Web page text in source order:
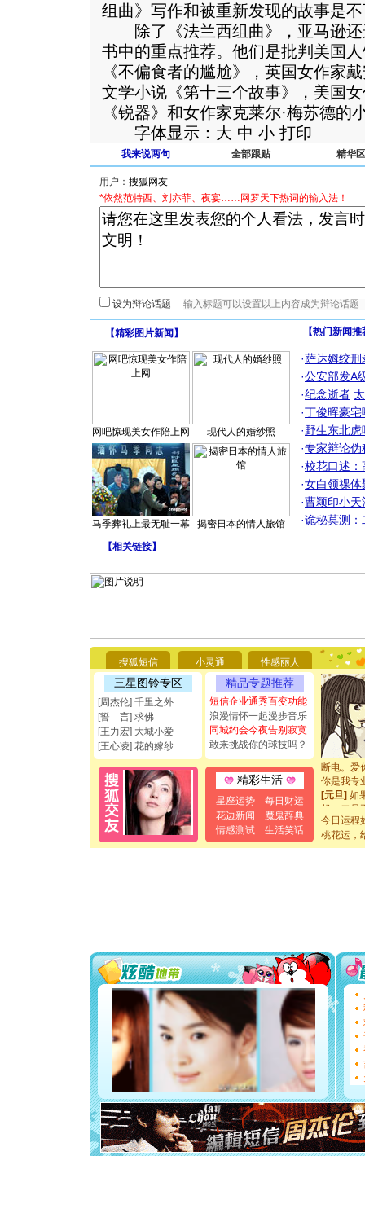
组曲》写作和被重新发现的故事是
除了《法兰西组曲》，亚马逊还
书中的重点推荐。他们是批判美国
《不偏食者的尴尬》，英国女作家
文学小说《第十三个故事》，美国
《锐器》和女作家克莱尔·梅苏德的
字体显示：大 中 小 打印
我来说两句 全部跟贴 精华区
用户：
*依然范特西、刘亦菲、夜宴……网罗天下热词的输入法！
设为辩论话题
【精彩图片新闻 】
网吧惊现美女作陪上网 现代人的婚纱照
马季葬礼上最无耻一幕 揭密日本的情人旅馆
【热门新闻
·萨达姆绞刑
·公安部发A
·纪念逝者
·丁俊晖豪
·野生东北
·专家辩论伪
·校花口述：
·女白领祼体
·曹颖印小天
·诡秘莫测：
【相关链接】
搜狐短信 小灵通 性感丽人
三星图铃专区
[周杰伦] 千里之外
[誓 言] 求佛
[王力宏] 大城小爱
[王心凌] 花的嫁纱
精品专题推荐
短信企业通秀百变功能
浪漫情怀一起漫步音乐
同城约会今夜告别寂寞
敢来挑战你的球技吗？
精彩生活
星座运势
每日财运
花边新闻
魔鬼辞典
情感测试
生活笑话
[圣诞节]
你太多，
要平安
[圣诞节]
能正大光
都要快乐
[圣诞节]
如意,快
[元旦]看
断电。爱
你是我专
[元旦]如
起；二是
离。水晶
[元旦]当
[圣诞节]
你太多
要平安！
[圣诞节]
能正大
都要快乐
[圣诞节]
如意,快
[元旦]
看
断电。
你是我
[元旦]如
起；二是
离。水晶
[元旦]当
今日运程
桃花运，